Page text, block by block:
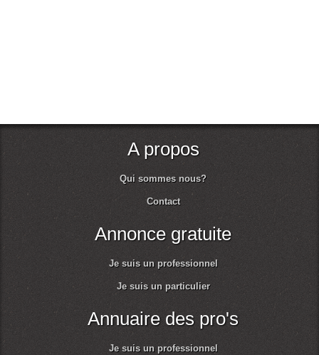
A propos
Qui sommes nous?
Contact
Annonce gratuite
Je suis un professionnel
Je suis un particulier
Annuaire des pro's
Je suis un professionnel